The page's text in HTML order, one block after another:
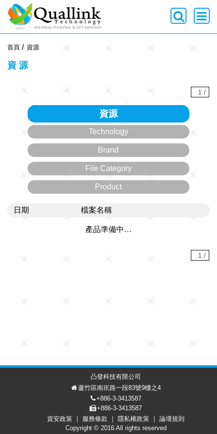
會員中心
首頁 資源
資源
1 /
資源
Technology
Brand
File Category
Product
日期 檔案名稱
產品準備中…
1 /
凸發科技有限公司
蘆竹區南崁路一段83號9樓之4
+886-3-3413587
+886-3-3413587
資安政策
服務條款 隱私權政策
論壇規則
Copyright © 2016 All rights reserved